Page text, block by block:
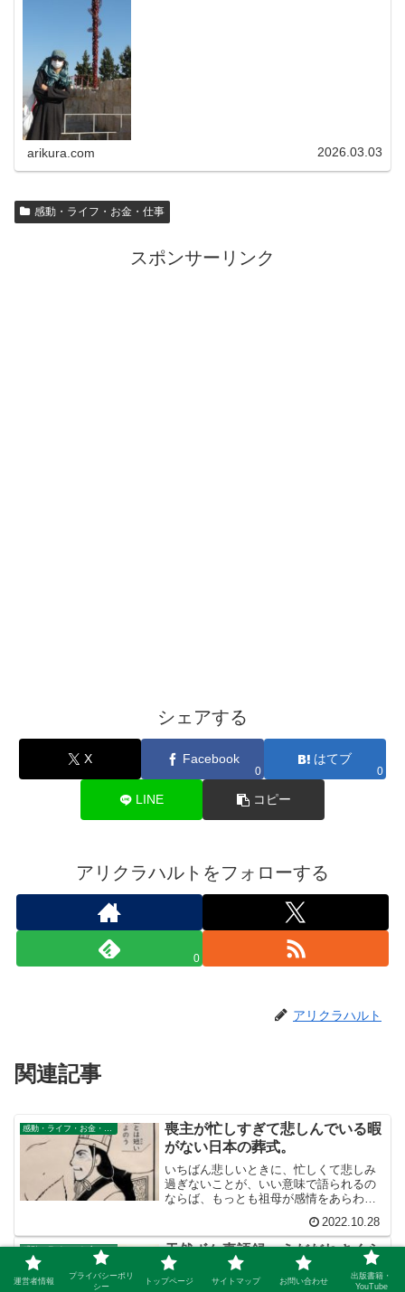
arikura.com 2026.03.03
感動・ライフ・お金・仕事
スポンサーリンク
シェアする
X Facebook
0
はてブ
0
LINE コピー
アリクラハルトをフォローする
0
アリクラハルト
関連記事
感動・ライフ・お金・仕事
喪主が忙しすぎて悲しんでいる暇
がない日本の葬式。
いちばん悲しいときに、忙しくて悲しみ
過ぎないことが、いい意味で語られるの
ならば、もっとも祖母が感情をあらわに
しまくって泣くのを邪魔しまくった大手
葬儀社のアレは、ひょっとしてプロの気
遣いだったのかしら？
2022.10.28
感動・ライフ・お金・仕事
天然ボケ妻語録。えだだれさくら
ってどんな桜？ 「オヤジィ！」
ヤクザの親分の息子
運営者情報
プライバシーポリ
シー
トップページ サイトマップ お問い合わせ
出版書籍・
YouTube